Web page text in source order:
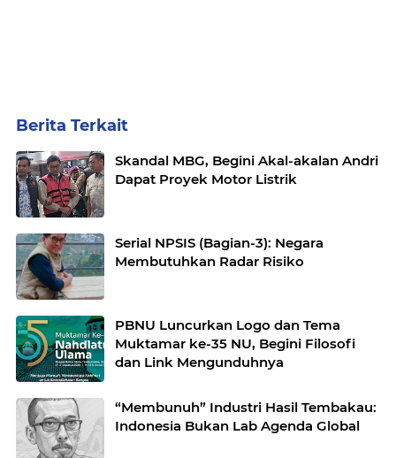
Berita Terkait
Skandal MBG, Begini Akal-akalan Andri
Dapat Proyek Motor Listrik
Serial NPSIS (Bagian-3): Negara
Membutuhkan Radar Risiko
PBNU Luncurkan Logo dan Tema
Muktamar ke-35 NU, Begini Filosofi
dan Link Mengunduhnya
“Membunuh” Industri Hasil Tembakau:
Indonesia Bukan Lab Agenda Global